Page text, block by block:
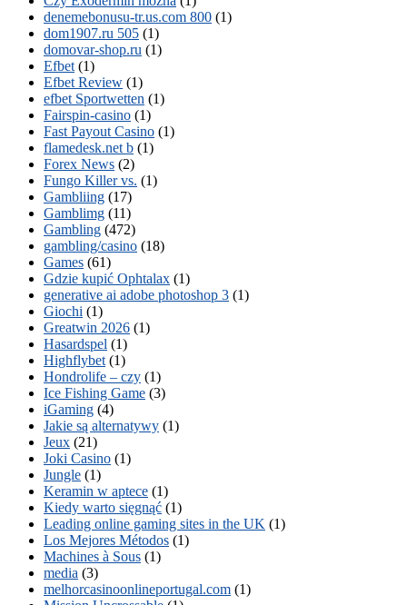
denemebonusu-tr.us.com 800 (1)
dom1907.ru 505 (1)
domovar-shop.ru (1)
Efbet (1)
Efbet Review (1)
efbet Sportwetten (1)
Fairspin-casino (1)
Fast Payout Casino (1)
flamedesk.net b (1)
Forex News (2)
Fungo Killer vs. (1)
Gambliing (17)
Gamblimg (11)
Gambling (472)
gambling/casino (18)
Games (61)
Gdzie kupić Ophtalax (1)
generative ai adobe photoshop 3 (1)
Giochi (1)
Greatwin 2026 (1)
Hasardspel (1)
Highflybet (1)
Hondrolife – czy (1)
Ice Fishing Game (3)
iGaming (4)
Jakie są alternatywy (1)
Jeux (21)
Joki Casino (1)
Jungle (1)
Keramin w aptece (1)
Kiedy warto sięgnąć (1)
Leading online gaming sites in the UK (1)
Los Mejores Métodos (1)
Machines à Sous (1)
media (3)
melhorcasinoonlineportugal.com (1)